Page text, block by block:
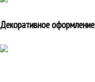
Декоративное оформление